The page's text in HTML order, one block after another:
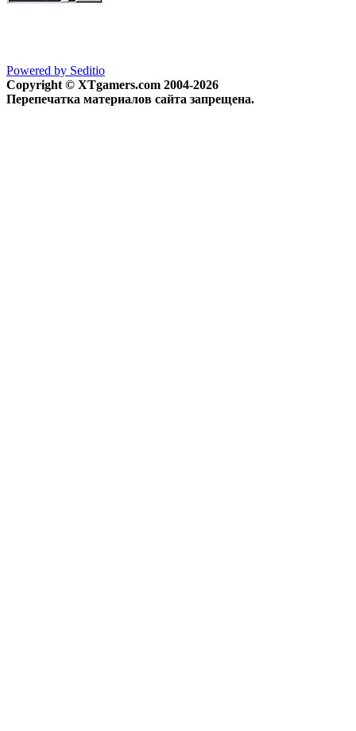
Powered by Seditio
Copyright © XTgamers.com 2004-2026
Перепечатка материалов сайта запрещена.